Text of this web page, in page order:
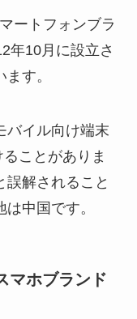
ートフォンブラ
年10月に設立さ
す。
バイル向け端末
ことがありま
誤解されること
中国です。
マホブランド